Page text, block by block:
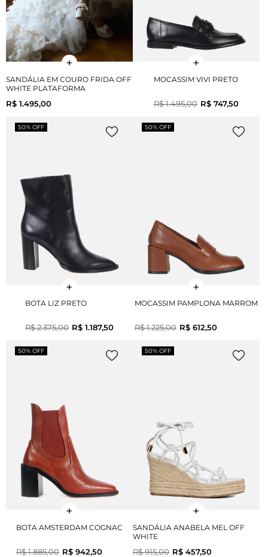
SANDÁLIA EM COURO FRIDA OFF
WHITE PLATAFORMA
R$ 1.495,00
MOCASSIM VIVI PRETO
R$ 1.495,00 R$ 747,50
50% OFF
BOTA LIZ PRETO
R$ 2.375,00 R$ 1.187,50
50% OFF
MOCASSIM PAMPLONA MARROM
R$ 1.225,00 R$ 612,50
50% OFF
BOTA AMSTERDAM COGNAC
R$ 1.885,00 R$ 942,50
50% OFF
SANDÁLIA ANABELA MEL OFF
WHITE
R$ 915,00 R$ 457,50